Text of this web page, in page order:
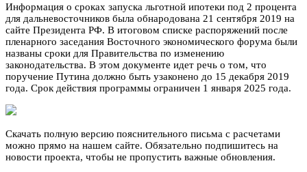
Информация о сроках запуска льготной ипотеки под 2 процента
для дальневосточников была обнародована 21 сентября 2019 на
сайте Президента РФ. В итоговом списке распоряжений после
пленарного заседания Восточного экономического форума были
названы сроки для Правительства по изменению
законодательства. В этом документе идет речь о том, что
поручение Путина должно быть узаконено до 15 декабря 2019
года. Срок действия программы ограничен 1 января 2025 года.
Скачать полную версию пояснительного письма с расчетами
можно прямо на нашем сайте. Обязательно подпишитесь на
новости проекта, чтобы не пропустить важные обновления.